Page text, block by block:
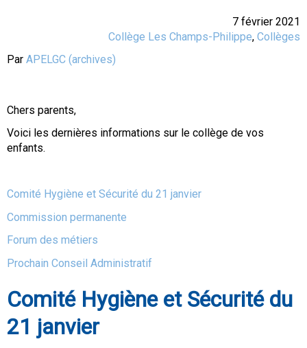
7 février 2021
Collège Les Champs-Philippe, Collèges
Par APELGC (archives)
Chers parents,
Voici les dernières informations sur le collège de vos
enfants.
Comité Hygiène et Sécurité du 21 janvier
Commission permanente
Forum des métiers
Prochain Conseil Administratif
Comité Hygiène et Sécurité du
21 janvier